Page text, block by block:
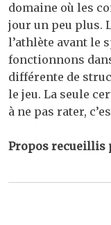
domaine où les
jour un peu plus.
l’athlète avant le
fonctionnons
différente de
le jeu. La seule
à ne pas rater,
Propos recueillis